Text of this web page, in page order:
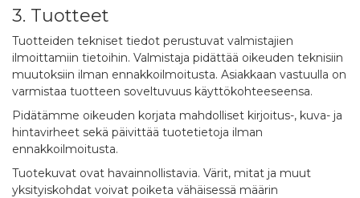
3. Tuotteet
Tuotteiden tekniset tiedot perustuvat valmistajien
ilmoittamiin tietoihin. Valmistaja pidättää oikeuden teknisiin
muutoksiin ilman ennakkoilmoitusta. Asiakkaan vastuulla on
varmistaa tuotteen soveltuvuus käyttökohteeseensa.
Pidätämme oikeuden korjata mahdolliset kirjoitus-, kuva- ja
hintavirheet sekä päivittää tuotetietoja ilman
ennakkoilmoitusta.
Tuotekuvat ovat havainnollistavia. Värit, mitat ja muut
yksityiskohdat voivat poiketa vähäisessä määrin